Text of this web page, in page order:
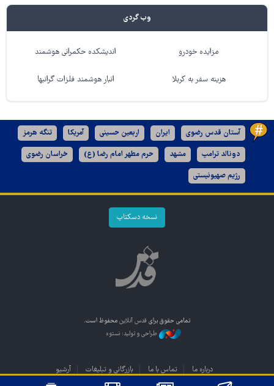
وب گردی
مزایده خودرو اندیشکده حکمرانی هوشمند
هزینه سفر به کربلا انبار هوشمند فلزات گرانبها
آستان قدس رضوی ایران اربعین حسینی آمریکا تنگه هرمز
دونالد ترامپ مشهد حرم مطهر امام رضا (ع) خراسان رضوی
رژیم صهیونیستی
نسخه دسکتاپ
تمامی حقوق برای قدس آنلاین محفوظ است.
طراحی و تولید: نستوه
درباره ما تماس با ما بازرگانی و تبلیغات آرشیو